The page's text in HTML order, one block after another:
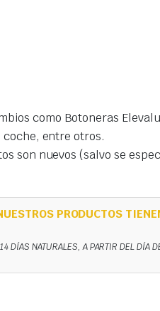
como Botoneras
coche, entre otros.
son nuevos (salvo se
PRODUCTOS
DÍAS NATURALES, A PARTIR DEL DÍA